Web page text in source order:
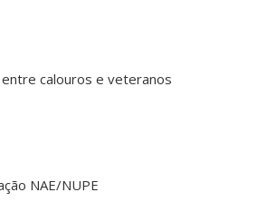
calouros e veteranos
NAE/NUPE